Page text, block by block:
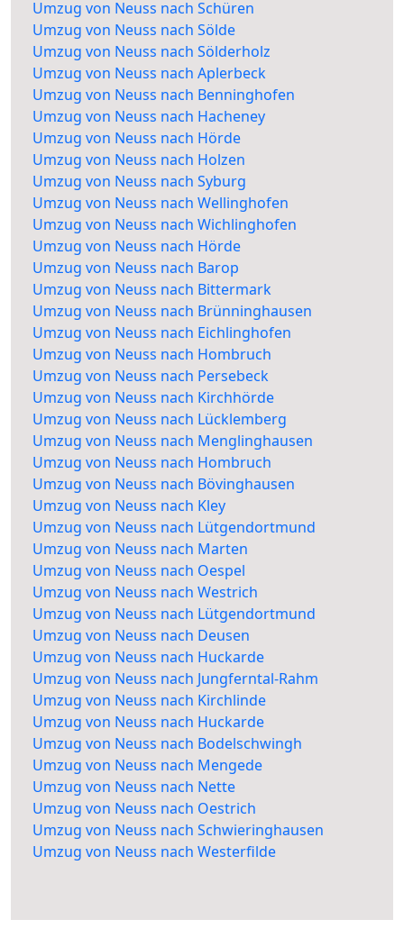
Umzug von Neuss nach Schüren
Umzug von Neuss nach Sölde
Umzug von Neuss nach Sölderholz
Umzug von Neuss nach Aplerbeck
Umzug von Neuss nach Benninghofen
Umzug von Neuss nach Hacheney
Umzug von Neuss nach Hörde
Umzug von Neuss nach Holzen
Umzug von Neuss nach Syburg
Umzug von Neuss nach Wellinghofen
Umzug von Neuss nach Wichlinghofen
Umzug von Neuss nach Hörde
Umzug von Neuss nach Barop
Umzug von Neuss nach Bittermark
Umzug von Neuss nach Brünninghausen
Umzug von Neuss nach Eichlinghofen
Umzug von Neuss nach Hombruch
Umzug von Neuss nach Persebeck
Umzug von Neuss nach Kirchhörde
Umzug von Neuss nach Lücklemberg
Umzug von Neuss nach Menglinghausen
Umzug von Neuss nach Hombruch
Umzug von Neuss nach Bövinghausen
Umzug von Neuss nach Kley
Umzug von Neuss nach Lütgendortmund
Umzug von Neuss nach Marten
Umzug von Neuss nach Oespel
Umzug von Neuss nach Westrich
Umzug von Neuss nach Lütgendortmund
Umzug von Neuss nach Deusen
Umzug von Neuss nach Huckarde
Umzug von Neuss nach Jungferntal-Rahm
Umzug von Neuss nach Kirchlinde
Umzug von Neuss nach Huckarde
Umzug von Neuss nach Bodelschwingh
Umzug von Neuss nach Mengede
Umzug von Neuss nach Nette
Umzug von Neuss nach Oestrich
Umzug von Neuss nach Schwieringhausen
Umzug von Neuss nach Westerfilde